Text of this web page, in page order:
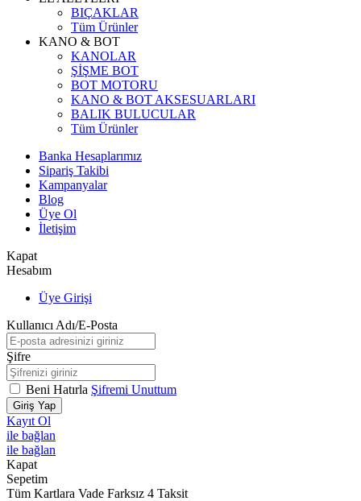
BIÇAKLAR
Tüm Ürünler
KANO & BOT
KANOLAR
ŞİŞME BOT
BOT MOTORU
KANO & BOT AKSESUARLARI
BALIK BULUCULAR
Tüm Ürünler
Banka Hesaplarımız
Sipariş Takibi
Kampanyalar
Blog
Üye Ol
İletişim
Kapat
Hesabım
Üye Girişi
Kullanıcı Adı/E-Posta
Şifre
Beni Hatırla Şifremi Unuttum
Giriş Yap
Kayıt Ol
ile bağlan
ile bağlan
Kapat
Sepetim
Tüm Kartlara Vade Farksız 4 Taksit